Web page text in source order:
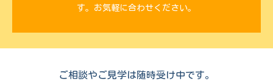
す。お気軽に合わせください。
ご相談やご見学は随時受け中です。